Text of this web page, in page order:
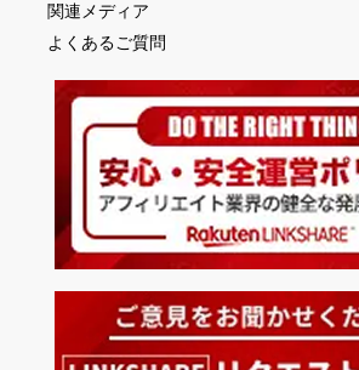
関連メディア
よくあるご質問